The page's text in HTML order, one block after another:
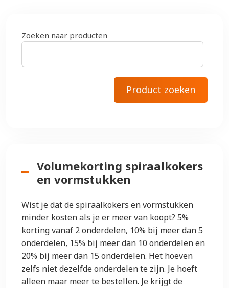
Zoeken naar producten
Volumekorting spiraalkokers
en vormstukken
Wist je dat de spiraalkokers en vormstukken
minder kosten als je er meer van koopt? 5%
korting vanaf 2 onderdelen, 10% bij meer dan 5
onderdelen, 15% bij meer dan 10 onderdelen en
20% bij meer dan 15 onderdelen. Het hoeven
zelfs niet dezelfde onderdelen te zijn. Je hoeft
alleen maar meer te bestellen. Je krijgt de